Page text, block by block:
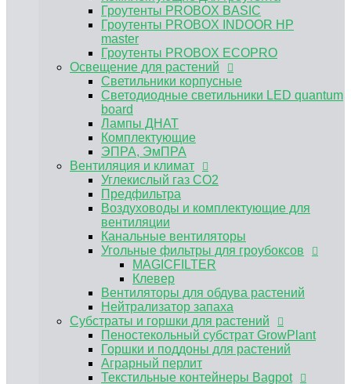
Предфильтра
Воздуховоды и комплектующие для
вентиляции
Канальные вентиляторы
Угольные фильтры для гроубоксов
MAGICFILTER
Клевер
Вентиляторы для обдува растений
Нейтрализатор запаха
Субстраты и горшки для растений
Пеностекольный субстрат GrowPlant
Горшки и поддоны для растений
Аграрный перлит
Текстильные контейнеры Bagpot
Текстильные горшок Bagpot
Bagpot горшок с ручками
UGRO
Atami
Simplex
BioBizz
НеваТорф
PLAGRON
Advanced Nutrients
Контроль PH, EC
Регуляторы pH Biobizz
Регуляторы pH Plagron
Регуляторы pH Orange Tree
Гроутенты PROBOX BASIC
Гроутенты PROBOX INDOOR HP
master
Гроутенты PROBOX ECOPRO
Освещение для растений
Светильники корпусные
Светодиодные светильники LED quantum
board
Лампы ДНАТ
Комплектующие
ЭПРА, ЭмПРА
Вентиляция и климат
Углекислый газ CO2
Предфильтра
Воздуховоды и комплектующие для
вентиляции
Канальные вентиляторы
Угольные фильтры для гроубоксов
MAGICFILTER
Клевер
Вентиляторы для обдува растений
Нейтрализатор запаха
Субстраты и горшки для растений
Пеностекольный субстрат GrowPlant
Горшки и поддоны для растений
Аграрный перлит
Текстильные контейнеры Bagpot